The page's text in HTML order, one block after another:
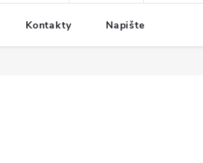
Kontakty Napište nám